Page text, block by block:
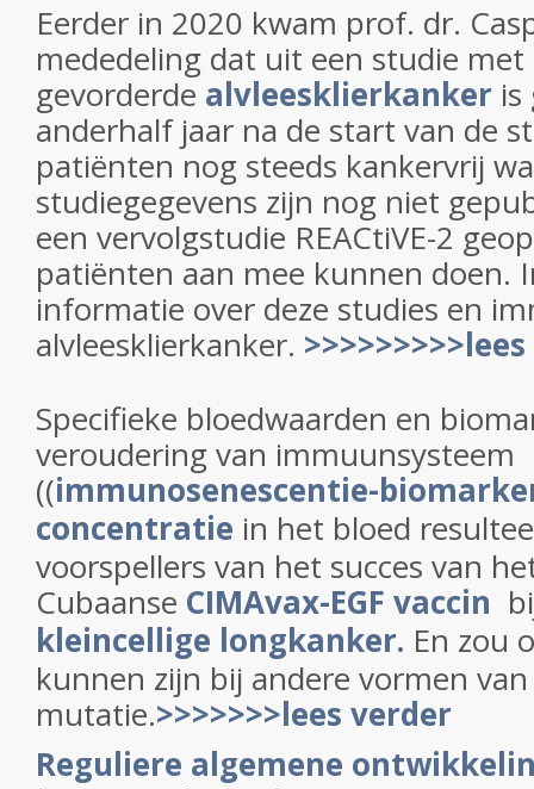
Eerder in 2020 kwam prof. dr.
mededeling dat uit een studie
gevorderde alvleesklierkanker is
anderhalf jaar na de start van de
patiënten nog steeds kankervrij
studiegegevens zijn nog niet
een vervolgstudie REACtiVE-2
patiënten aan mee kunnen doen.
informatie over deze studies en
alvleesklierkanker.
Specifieke bloedwaarden en
veroudering van immuunsysteem
((immunosenescentie-
concentratie in het bloed
voorspellers van het succes van
Cubaanse CIMAvax-EGF vaccin
kleincellige longkanker. En zou
kunnen zijn bij andere vormen
mutatie.>>>>>>>lees verder
Reguliere algemene